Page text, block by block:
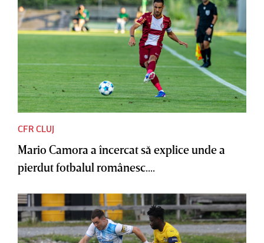
CFR CLUJ
Mario Camora a încercat să explice unde a
pierdut fotbalul românesc....